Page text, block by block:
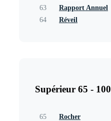
63
Rapport Annuel
64
Réveil
Supérieur 65 - 100
65
Rocher